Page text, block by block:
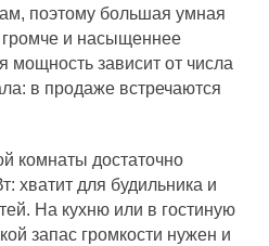
поэтому большая умная
громче и насыщеннее
мощность зависит от числа
в продаже встречаются
комнаты достаточно
хватит для будильника и
На кухню или в гостиную
запас громкости нужен и